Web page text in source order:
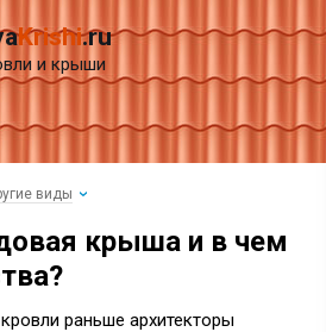
Krishi.ru
и крыши
виды
крыша и в чем
раньше архитекторы